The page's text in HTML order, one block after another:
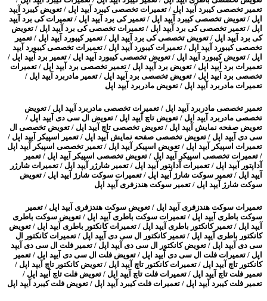
تعمیر تخصصی کیبرد آیپد اپل / تعمیرات تخصصی کیبرد آیپد اپل / تعویض کیبرد آیپد
اپل / تعویض تخصصی کیبرد آیپد اپل / تعمیر کی برد آیپد اپل / تعمیرات کی برد آیپد
اپل / تعمیر تخصصی کی برد آیپد اپل / تعمیرات تخصصی کی برد آیپد اپل / تعویض
کی برد آیپد اپل / تعویض تخصصی کی برد آیپد اپل / تعمیر کیبورد آیپد اپل / تعمیر
تخصصی کیبورد آیپد اپل / تعمیرات کیبورد آیپد اپل / تعمیرات تخصصی کیبورد آیپد
اپل / تعویض کیبورد آیپد اپل / تعویض تخصصی کیبورد آیپد اپل / تعمیر برد آیپد اپل /
تعمیرات برد آیپد اپل / تعویض برد آیپد اپل / تعمیر تخصصی برد آیپد اپل / تعمیرات
تخصصی برد آیپد اپل / تعویض تخصصی برد آیپد اپل / تعمیر مادربرد آیپد اپل /
تعمیرات مادربرد آیپد اپل / تعویض مادربرد آیپد اپل
تعمیر تخصصی مادربرد آیپد اپل / تعمیرات تخصصی مادربرد آیپد اپل / تعویض
تخصصی مادربرد آیپد اپل / تعویض تاچ آیپد اپل / تعویض ال سی دی آیپد اپل /
تعویض صفحه نمایش آیپد اپل / تعویض تخصصی تاچ آیپد اپل / تعویض تخصصی ال
سی دی آیپد اپل / تعویض تخصصی صفحه نمایش آیپد اپل / تعمیر اسپیکر آیپد اپل /
تعمیرات اسپیکر آیپد اپل / تعویض اسپیکر آیپد اپل / تعمیر تخصصی اسپیکر آیپد اپل
/ تعمیرات تخصصی اسپیکر آیپد اپل / تعویض تخصصی اسپیکر آیپد اپل / تعمیر
آداپتور آیپد اپل / تعمیرات آداپتور آیپد اپل / تعمیر شارژر آیپد اپل / تعمیرات شارژر
آیپد اپل / تعمیر سوکت شارژ آیپد اپل / تعمیرات سوکت شارژ آیپد اپل / تعویض
سوکت شارژ آیپد اپل / تعمیر سوکت هندزفری آیپد اپل
تعمیرات سوکت هندزفری آیپد اپل / تعویض سوکت هندزفری آیپد اپل / تعمیر
سوکت باطری آیپد اپل / تعمیرات سوکت باطری آیپد اپل / تعویض سوکت باطری
آیپد اپل / تعمیر کانکتور باطری آیپد اپل / تعمیرات کانکتور باطری آیپد اپل / تعویض
کانکتور باطری آیپد اپل / تعمیر کانکتور ال سی دی آیپد اپل / تعمیرات کانکتور ال
سی دی آیپد اپل / تعویض کانکتور ال سی دی آیپد اپل / تعمیر فلت ال سی دی آیپد
اپل / تعمیرات فلت ال سی دی آیپد اپل / تعویض فلت ال سی دی آیپد اپل / تعمیر
کانکتور تاچ آیپد اپل / تعمیرات کانکتور تاچ آیپد اپل / تعویض کانکتور تاچ آیپد اپل /
تعمیر فلت تاچ آیپد اپل / تعمیرات فلت تاچ آیپد اپل / تعویض فلت تاچ آیپد اپل /
تعمیر فلت کیبرد آیپد اپل / تعمیرات فلت کیبرد آیپد اپل / تعویض فلت کیبرد آیپد اپل